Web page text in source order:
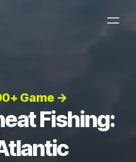
Game →
Fishing: